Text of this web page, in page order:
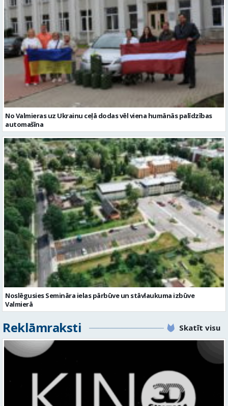
No Valmieras uz Ukrainu ceļā dodas vēl viena humānās palīdzības
automašīna
Noslēgusies Semināra ielas pārbūve un stāvlaukuma izbūve
Valmierā
Reklāmraksti Skatīt visu